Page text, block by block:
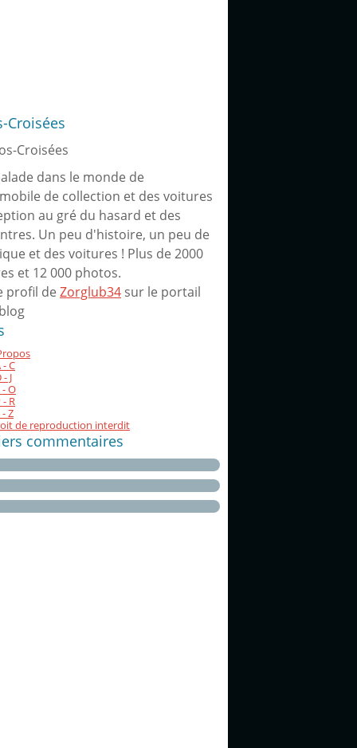
Croisées
dans le monde de
de collection et des voitures
au gré du hasard et des
Un peu d'histoire, un peu de
et des voitures ! Plus de 2000
et 12 000 photos.
profil de Zorglub34 sur le portail
C
J
O
R
Z
de reproduction interdit
commentaires